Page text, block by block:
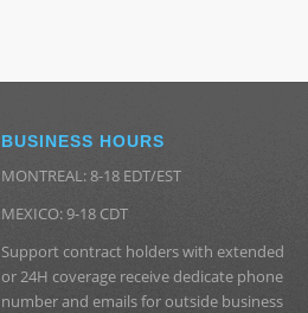
BUSINESS HOURS
MONTREAL: 8-18 EDT/EST
MEXICO: 9-18 CDT
Support contract holders with extended
or 24H coverage receive dedicate phone
number and emails for outside business